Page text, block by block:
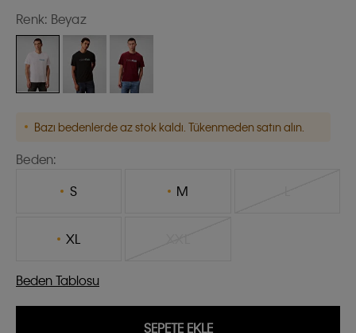
Renk: Beyaz
Bazı bedenlerde az stok kaldı. Tükenmeden satın alın.
Beden:
S
M
XL
Beden Tablosu
SEPETE EKLE